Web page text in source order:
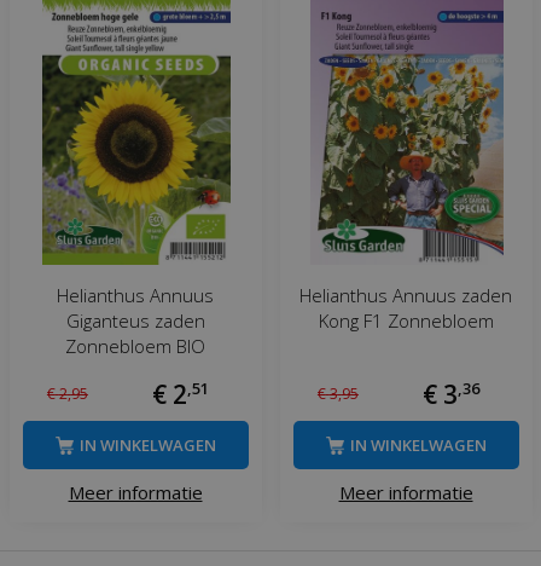
Helianthus Annuus
Giganteus zaden
Zonnebloem BIO
€2,95 € 2,51
Meer informatie
IN WINKELWAGEN
Helianthus Annuus zaden
Kong F1 Zonnebloem
€3,95 € 3,36
Meer informatie
IN WINKELWAGEN